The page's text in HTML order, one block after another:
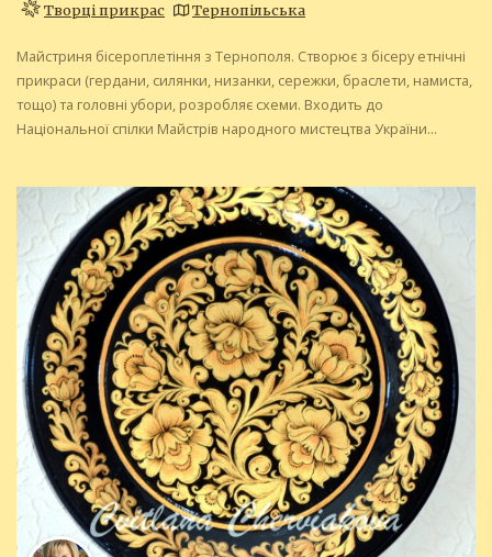
Творці прикрас Тернопільська
Майстриня бісероплетіння з Тернополя. Створює з бісеру етнічні
прикраси (гердани, силянки, низанки, сережки, браслети, намиста,
тощо) та головні убори, розробляє схеми. Входить до
Національної спілки Майстрів народного мистецтва України...